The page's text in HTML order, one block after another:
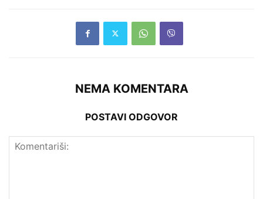
NEMA KOMENTARA
POSTAVI ODGOVOR